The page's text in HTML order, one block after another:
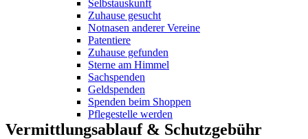
Selbstauskunft
Zuhause gesucht
Notnasen anderer Vereine
Patentiere
Zuhause gefunden
Sterne am Himmel
Sachspenden
Geldspenden
Spenden beim Shoppen
Pflegestelle werden
Vermittlungsablauf & Schutzgebühr